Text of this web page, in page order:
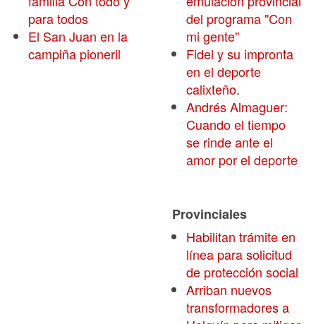
para todos
El San Juan en la
campiña pioneril
del programa "Con
mi gente"
Fidel y su impronta
en el deporte
calixteño.
Andrés Almaguer:
Cuando el tiempo
se rinde ante el
amor por el deporte
Provinciales
Habilitan trámite en
línea para solicitud
de protección social
Arriban nuevos
transformadores a